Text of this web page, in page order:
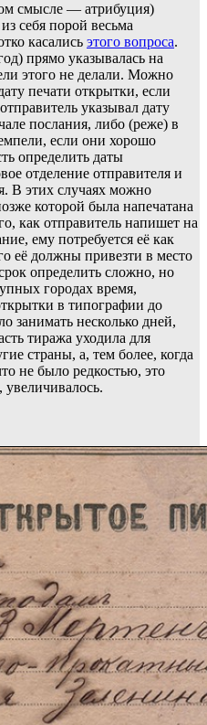
смысле — атрибуция)
себя порой весьма
касались этого вопроса.
прямо указывалась на
этого не делали. Можно
печати открытки, если
указывал дату
послания, либо (реже) в
если они хорошо
определить даты
отделение отправителя и
В этих случаях можно
которой была напечатана
как отправитель напишет на
ему потребуется её как
её должны привезти в место
определить сложно, но
городах время,
в типографии до
занимать несколько дней,
тиража уходила для
страны, а, тем более, когда
не было редкостью, это